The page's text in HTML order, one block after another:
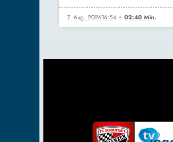
7. Aug. 202616:54 02:40 Min.